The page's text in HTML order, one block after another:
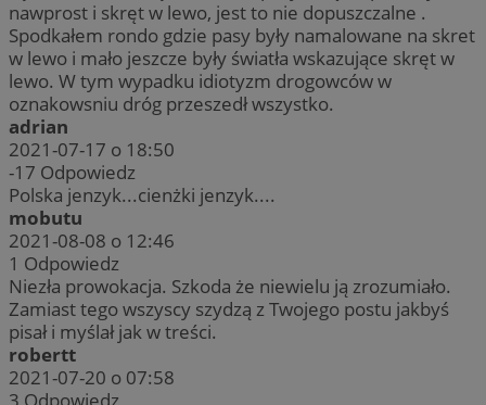
nawprost i skręt w lewo, jest to nie dopuszczalne .
Spodkałem rondo gdzie pasy były namalowane na skret
w lewo i mało jeszcze były światła wskazujące skręt w
lewo. W tym wypadku idiotyzm drogowców w
oznakowsniu dróg przeszedł wszystko.
adrian
2021-07-17 o 18:50
-17 Odpowiedz
Polska jenzyk...cienżki jenzyk....
mobutu
2021-08-08 o 12:46
1 Odpowiedz
Niezła prowokacja. Szkoda że niewielu ją zrozumiało.
Zamiast tego wszyscy szydzą z Twojego postu jakbyś
pisał i myślał jak w treści.
robertt
2021-07-20 o 07:58